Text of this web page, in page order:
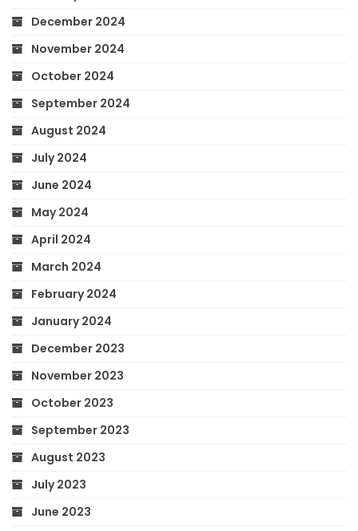
December 2024
November 2024
October 2024
September 2024
August 2024
July 2024
June 2024
May 2024
April 2024
March 2024
February 2024
January 2024
December 2023
November 2023
October 2023
September 2023
August 2023
July 2023
June 2023